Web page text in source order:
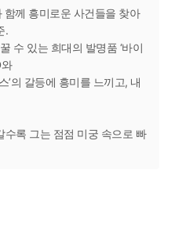
께 흥미로운 사건들을 찾아
.
수 있는 희대의 발명품 ‘바이
’의 갈등에 흥미를 느끼고, 내
록 그는 점점 미궁 속으로 빠